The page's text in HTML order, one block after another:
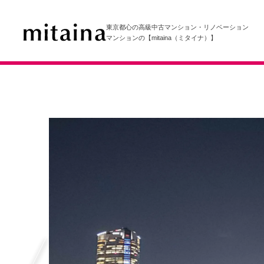
東京都心の高級中古マンション・リノベーション
マンションの【mitaina（ミタイナ）】